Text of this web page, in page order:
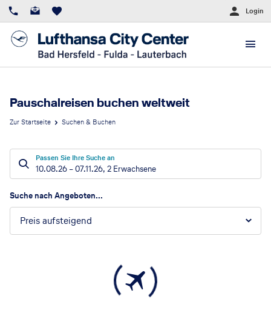
Login
Pauschalreisen buchen weltweit
Zur Startseite Suchen & Buchen
Passen Sie Ihre Suche an
10.08.26 –07.11.26, 2 Erwachsene
Suche nach Angeboten...
Preis aufsteigend